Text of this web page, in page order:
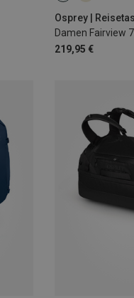
Osprey |
Damen Fairview
219,95 €